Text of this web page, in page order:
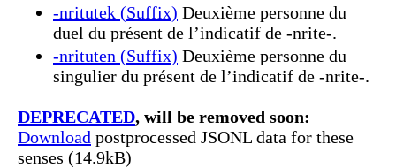
-nritutek (Suffix) Deuxième personne du
duel du présent de l’indicatif de -nrite-.
-nrituten (Suffix) Deuxième personne du
singulier du présent de l’indicatif de -nrite-.
DEPRECATED, will be removed soon:
Download postprocessed JSONL data for these
senses (14.9kB)